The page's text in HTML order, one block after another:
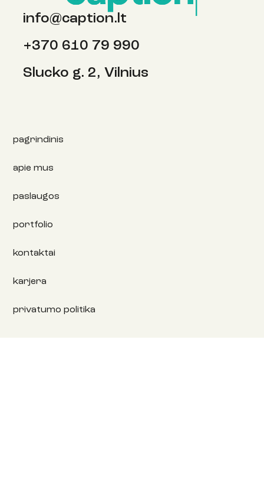
paukštis ir koks yra dirvožemio skonis?
info@caption.lt
+370 610 79 990
Slucko g. 2, Vilnius
pagrindinis
apie mus
paslaugos
portfolio
kontaktai
karjera
privatumo politika